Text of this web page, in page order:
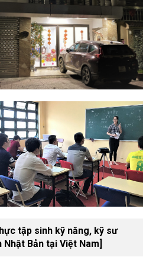
tập sinh kỹ năng, kỹ sư
Bản tại Việt Nam]